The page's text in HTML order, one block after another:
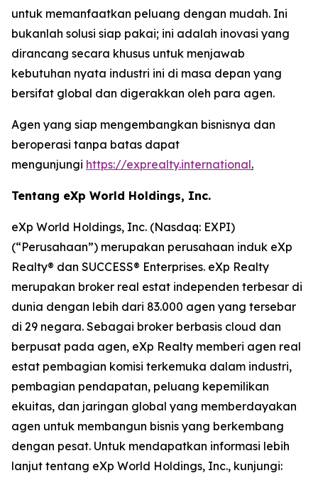
untuk memanfaatkan peluang dengan mudah. Ini
bukanlah solusi siap pakai; ini adalah inovasi yang
dirancang secara khusus untuk menjawab
kebutuhan nyata industri ini di masa depan yang
bersifat global dan digerakkan oleh para agen.
Agen yang siap mengembangkan bisnisnya dan
beroperasi tanpa batas dapat
mengunjungi https://exprealty.international.
Tentang eXp World Holdings, Inc.
eXp World Holdings, Inc. (Nasdaq: EXPI)
(“Perusahaan”) merupakan perusahaan induk eXp
Realty® dan SUCCESS® Enterprises. eXp Realty
merupakan broker real estat independen terbesar di
dunia dengan lebih dari 83.000 agen yang tersebar
di 29 negara. Sebagai broker berbasis cloud dan
berpusat pada agen, eXp Realty memberi agen real
estat pembagian komisi terkemuka dalam industri,
pembagian pendapatan, peluang kepemilikan
ekuitas, dan jaringan global yang memberdayakan
agen untuk membangun bisnis yang berkembang
dengan pesat. Untuk mendapatkan informasi lebih
lanjut tentang eXp World Holdings, Inc., kunjungi: